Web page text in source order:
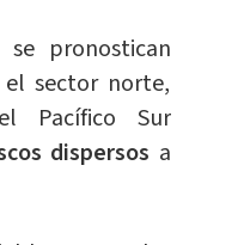
pronostican
sector norte,
Pacífico Sur
dispersos a